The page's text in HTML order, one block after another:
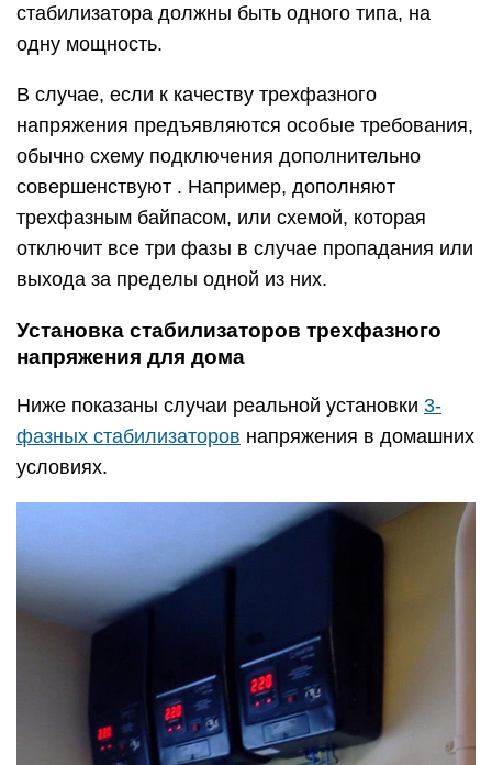
стабилизатора должны быть одного типа, на
одну мощность.
В случае, если к качеству трехфазного
напряжения предъявляются особые требования,
обычно схему подключения дополнительно
совершенствуют . Например, дополняют
трехфазным байпасом, или схемой, которая
отключит все три фазы в случае пропадания или
выхода за пределы одной из них.
Установка стабилизаторов трехфазного
напряжения для дома
Ниже показаны случаи реальной установки 3-
фазных стабилизаторов напряжения в домашних
условиях.